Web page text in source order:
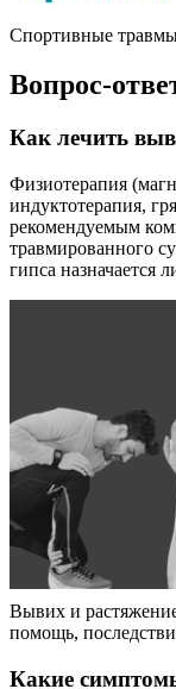
Спортивные
Вопрос-
Как лечить
Физиотерапия
индуктотерапия,
рекомендуемым
травмированного
гипса назначается
Вывих и
помощь,
Какие